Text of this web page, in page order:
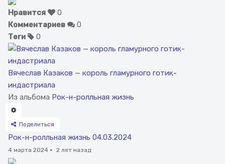
Нравится
0
Комментариев
0
Теги
0
Вячеслав Казаков — король гламурного готик-
индастриала
Из альбома Рок-н-ролльная жизнь
Поделиться
Рок-н-ролльная жизнь 04.03.2024
4 марта 2024 · 2 лет назад